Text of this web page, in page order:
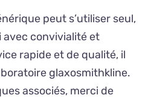
peut s’utiliser seul,
avec convivialité et
rapide et de qualité, il
glaxosmithkline.
associés, merci de